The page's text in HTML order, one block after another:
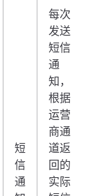
短
信
通
每次
发送
短信
通
知，
根据
运营
商通
道返
回的
实际